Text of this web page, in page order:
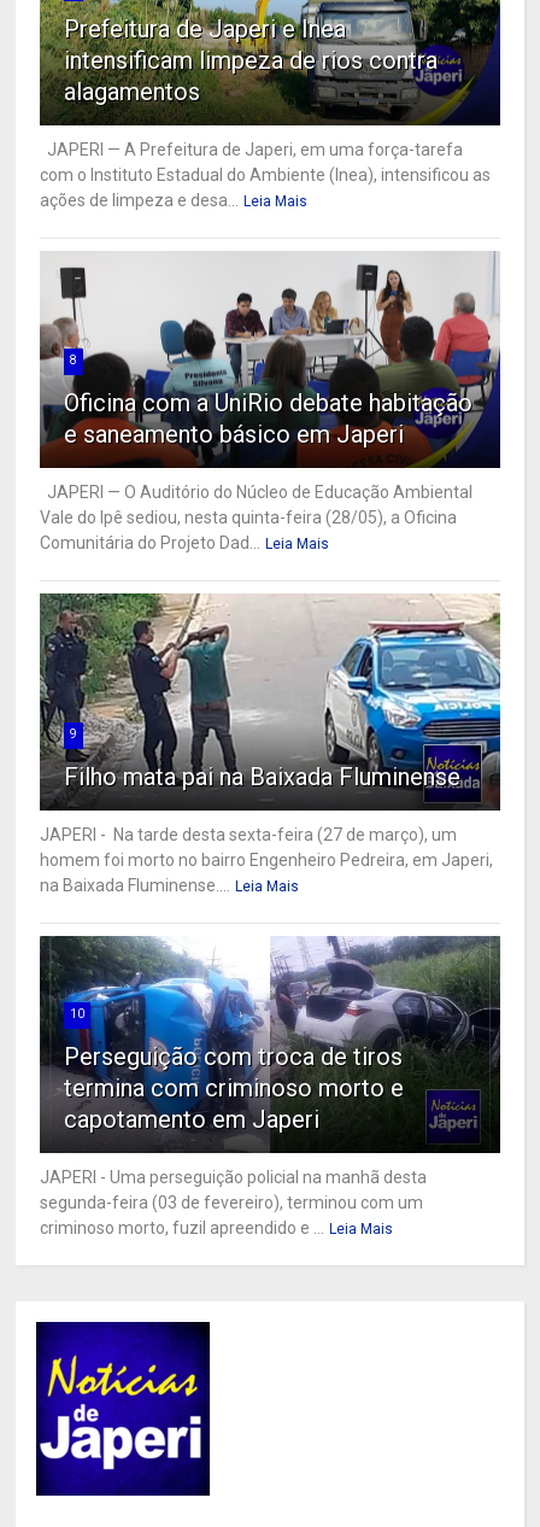
Prefeitura de Japeri e Inea
intensificam limpeza de rios contra
alagamentos
JAPERI — A Prefeitura de Japeri, em uma força-tarefa
com o Instituto Estadual do Ambiente (Inea), intensificou as
ações de limpeza e desa...
Leia Mais
8
Oficina com a UniRio debate habitação
e saneamento básico em Japeri
JAPERI — O Auditório do Núcleo de Educação Ambiental
Vale do Ipê sediou, nesta quinta-feira (28/05), a Oficina
Comunitária do Projeto Dad...
Leia Mais
9
Filho mata pai na Baixada Fluminense
JAPERI - Na tarde desta sexta-feira (27 de março), um
homem foi morto no bairro Engenheiro Pedreira, em Japeri,
na Baixada Fluminense....
Leia Mais
10
Perseguição com troca de tiros
termina com criminoso morto e
capotamento em Japeri
JAPERI - Uma perseguição policial na manhã desta
segunda-feira (03 de fevereiro), terminou com um
criminoso morto, fuzil apreendido e ...
Leia Mais